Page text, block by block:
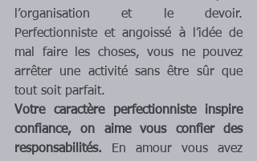
l’organisation et le devoir.
Perfectionniste et angoissé à l’idée de
mal faire les choses, vous ne pouvez
arrêter une activité sans être sûr que
tout soit parfait.
Votre caractère perfectionniste inspire
confiance, on aime vous confier des
responsabilités. En amour vous avez